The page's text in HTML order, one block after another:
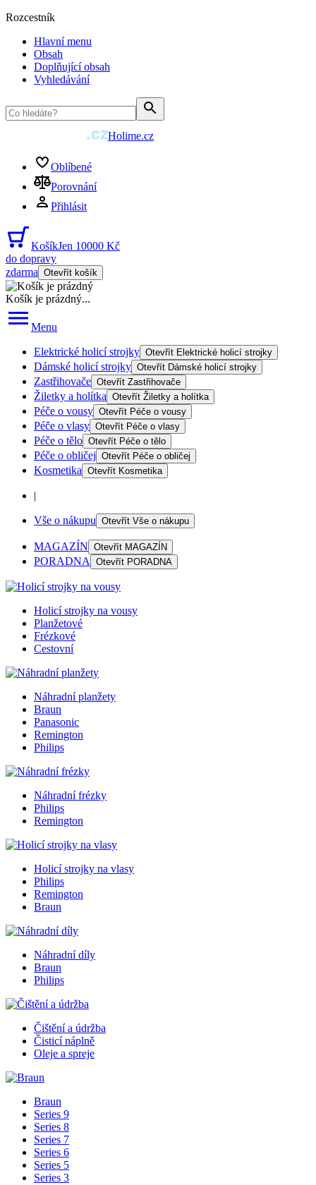
Rozcestník
Hlavní menu
Obsah
Doplňující obsah
Vyhledávání
Holime.cz
Oblíbené
Porovnání
Přihlásit
KošíkJen 10000 Kč
do dopravy
zdarma Otevřít košík
Košík je prázdný...
Menu
Elektrické holicí strojky Otevřít Elektrické holicí strojky
Dámské holicí strojky Otevřít Dámské holicí strojky
Zastřihovače Otevřít Zastřihovače
Žiletky a holítka Otevřít Žiletky a holítka
Péče o vousy Otevřít Péče o vousy
Péče o vlasy Otevřít Péče o vlasy
Péče o tělo Otevřít Péče o tělo
Péče o obličej Otevřít Péče o obličej
Kosmetika Otevřít Kosmetika
|
Vše o nákupu Otevřít Vše o nákupu
MAGAZÍN Otevřít MAGAZÍN
PORADNA Otevřít PORADNA
Holicí strojky na vousy
Planžetové
Frézkové
Cestovní
Náhradní planžety
Braun
Panasonic
Remington
Philips
Náhradní frézky
Philips
Remington
Holicí strojky na vlasy
Philips
Remington
Braun
Náhradní díly
Braun
Philips
Čištění a údržba
Čisticí náplně
Oleje a spreje
Braun
Series 9
Series 8
Series 7
Series 6
Series 5
Series 3